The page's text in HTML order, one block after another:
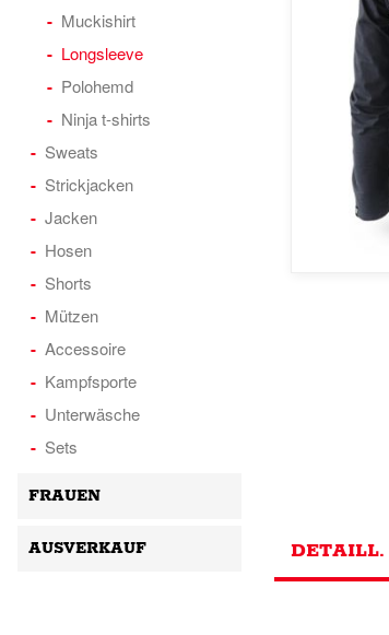
DETAILL.
Muckishirt
Longsleeve
Polohemd
Ninja t-shirts
Sweats
Strickjacken
Jacken
Hosen
Shorts
Mützen
Accessoire
Kampfsporte
Unterwäsche
Sets
FRAUEN
AUSVERKAUF